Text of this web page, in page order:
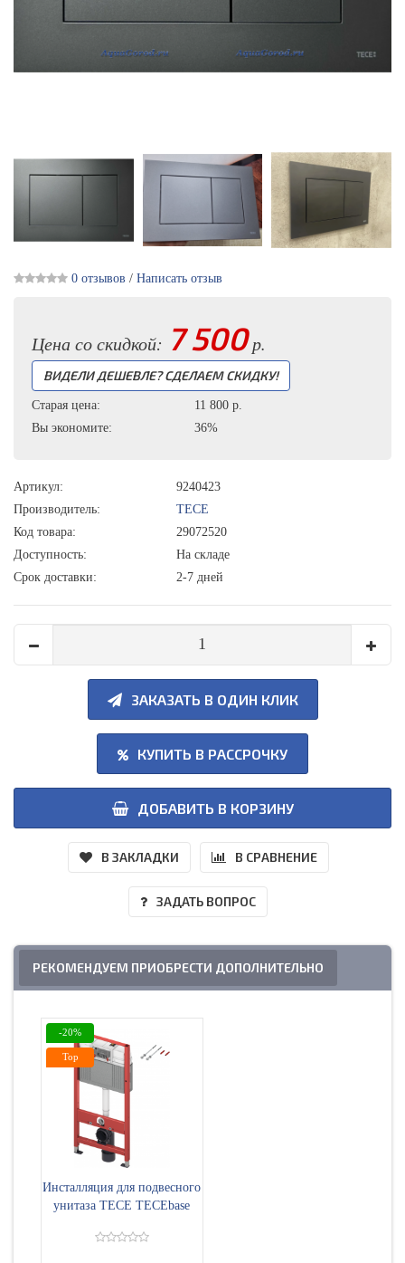
0 отзывов / Написать отзыв
Цена со скидкой: 7 500р.
ВИДЕЛИ ДЕШЕВЛЕ? СДЕЛАЕМ СКИДКУ!
Старая цена: 11 800 р.
Вы экономите:
36%
Артикул:
9240423
Производитель:
TECE
Код товара:
29072520
Доступность:
На складе
Срок доставки:
2-7 дней
ЗАКАЗАТЬ В ОДИН КЛИК
КУПИТЬ В РАССРОЧКУ
ДОБАВИТЬ В КОРЗИНУ
В ЗАКЛАДКИ В СРАВНЕНИЕ
ЗАДАТЬ ВОПРОС
РЕКОМЕНДУЕМ ПРИОБРЕСТИ ДОПОЛНИТЕЛЬНО
Инсталляция для подвесного
унитаза TECE TECEbase
-20%
Top